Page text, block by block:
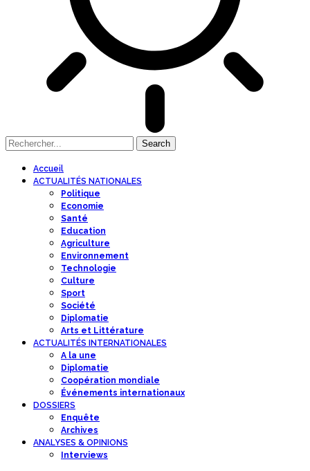
Accueil
ACTUALITÉS NATIONALES
Politique
Economie
Santé
Education
Agriculture
Environnement
Technologie
Culture
Sport
Société
Diplomatie
Arts et Littérature
ACTUALITÉS INTERNATIONALES
A la une
Diplomatie
Coopération mondiale
Événements internationaux
DOSSIERS
Enquête
Archives
ANALYSES & OPINIONS
Interviews